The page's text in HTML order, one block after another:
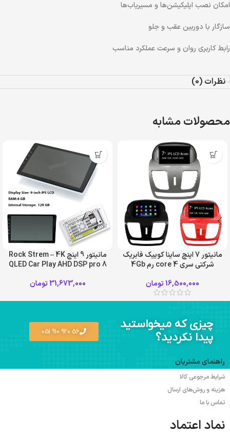
امکان نصب اپلیکیشن‌ها و مسیریاب‌ها
سازگار با دوربین عقب و جلو
رابط کاربری روان و سرعت عملکرد مناسب
نظرات (0)
محصولات مشابه
مانیتور 7 اینچ ساینا کوییک فابریک
شرکتی سری core 4 رم 4Gb
16,500,000تومان
مانیتور 9 اینچ Rock Strem – 4K
QLED Car Play AHD DSP pro 8
31,673,000 تومان
چیزی که میخواستید
پیدا نکردید؟
56 920 910 051
راهنمای مشتریان
شرایط مرجوعی کالا
هزینه و روش‌های ارسال
تماس با ما
نماد اعتماد